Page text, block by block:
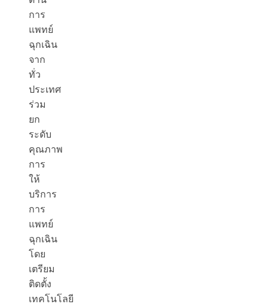
การ
แพทย์
ฉุกเฉิน
จาก
ทั่ว
ประเทศ
ร่วม
ยก
ระดับ
คุณภาพ
การ
ให้
บริการ
การ
แพทย์
ฉุกเฉิน
โดย
เตรียม
ติดตั้ง
เทคโนโลยี